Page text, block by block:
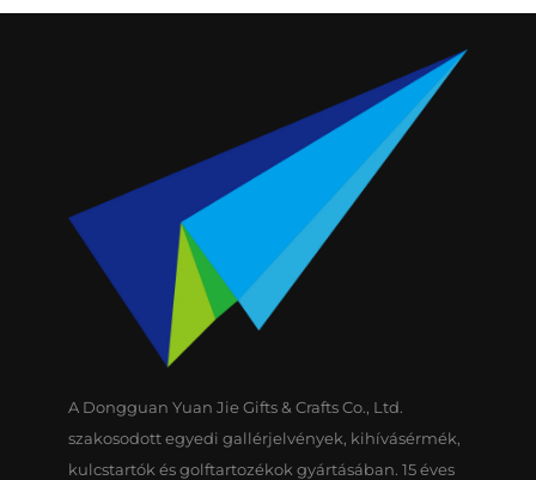
A Dongguan Yuan Jie Gifts & Crafts Co., Ltd.
szakosodott egyedi gallérjelvények, kihívásérmék,
kulcstartók és golftartozékok gyártásában. 15 éves